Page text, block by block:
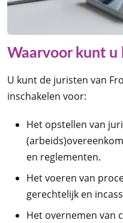
Waarvoor kunt u
U kunt de juristen van
inschakelen voor:
Het opstellen van
en reglementen.
Het voeren van
gerechtelijk en
Het overnemen van